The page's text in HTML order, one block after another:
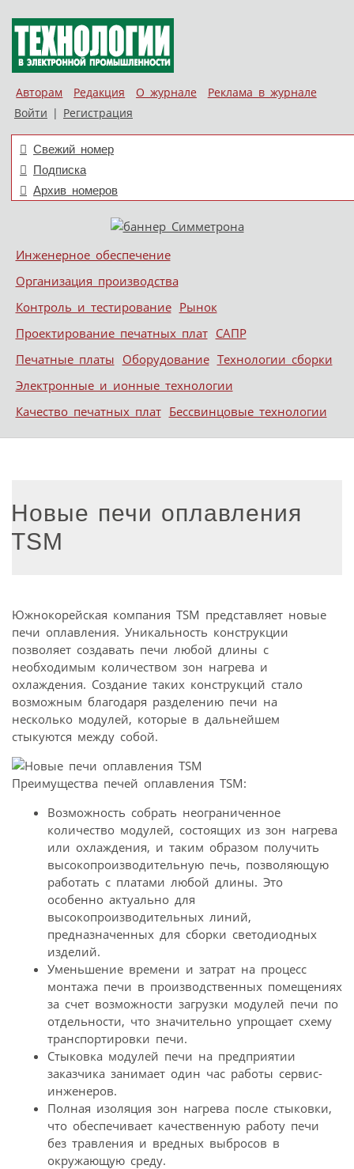
Авторам Редакция О журнале
Реклама в журнале
Войти | Регистрация
Свежий номер
Подписка
Архив номеров
Меню
Skip to content
Инженерное обеспечение
Организация производства
Контроль и тестирование Рынок
Проектирование печатных плат САПР
Печатные платы Оборудование Технологии сборки
Электронные и ионные технологии
Качество печатных плат Бессвинцовые технологии
Новые печи оплавления
TSM
Южнокорейская компания TSM представляет новые
печи оплавления. Уникальность конструкции
позволяет создавать печи любой длины с
необходимым количеством зон нагрева и
охлаждения. Создание таких конструкций стало
возможным благодаря разделению печи на
несколько модулей, которые в дальнейшем
стыкуются между собой.
Преимущества печей оплавления TSM:
Возможность собрать неограниченное
количество модулей, состоящих из зон нагрева
или охлаждения, и таким образом получить
высокопроизводительную печь, позволяющую
работать с платами любой длины. Это
особенно актуально для
высокопроизводительных линий,
предназначенных для сборки светодиодных
изделий.
Уменьшение времени и затрат на процесс
монтажа печи в производственных помещениях
за счет возможности загрузки модулей печи по
отдельности, что значительно упрощает схему
транспортировки печи.
Стыковка модулей печи на предприятии
заказчика занимает один час работы сервис-
инженеров.
Полная изоляция зон нагрева после стыковки,
что обеспечивает качественную работу печи
без травления и вредных выбросов в
окружающую среду.